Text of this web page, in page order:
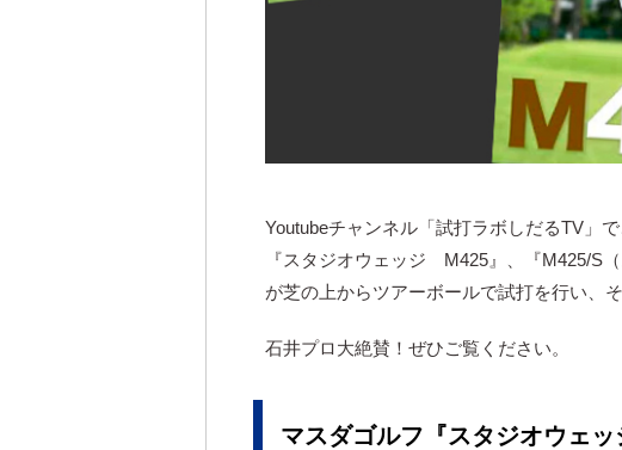
Youtubeチャンネル「試打ラボしだるTV」
『スタジオウェッジ M425』、『M425/S
が芝の上からツアーボールで試打を行い、
石井プロ大絶賛！ぜひご覧ください。
マスダゴルフ『スタジオウェ